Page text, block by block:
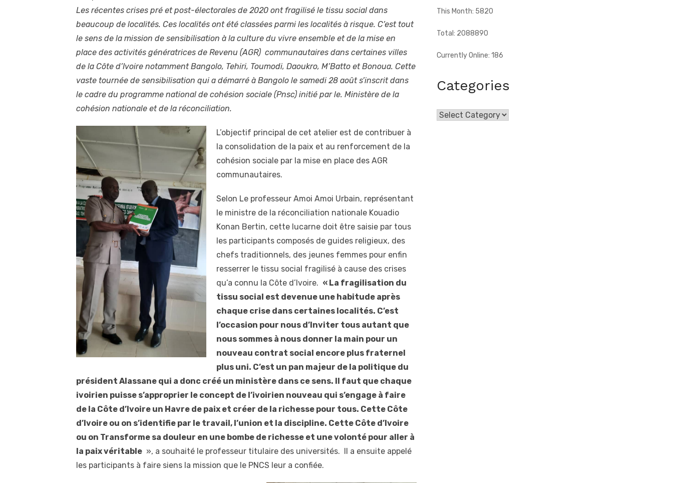
Les récentes crises pré et post-électorales de 2020 ont fragilisé le tissu social dans
beaucoup de localités. Ces localités ont été classées parmi les localités à risque. C’est tout
le sens de la mission de sensibilisation à la culture du vivre ensemble et de la mise en
place des activités génératrices de Revenu (AGR) communautaires dans certaines villes
de la Côte d’Ivoire notamment Bangolo, Tehiri, Toumodi, Daoukro, M’Batto et Bonoua. Cette
vaste tournée de sensibilisation qui a démarré à Bangolo le samedi 28 août s’inscrit dans
le cadre du programme national de cohésion sociale (Pnsc) initié par le. Ministère de la
cohésion nationale et de la réconciliation.
L’objectif principal de cet atelier est de contribuer à
la consolidation de la paix et au renforcement de la
cohésion sociale par la mise en place des AGR
communautaires.
Selon Le professeur Amoi Amoi Urbain, représentant
le ministre de la réconciliation nationale Kouadio
Konan Bertin, cette lucarne doit être saisie par tous
les participants composés de guides religieux, des
chefs traditionnels, des jeunes femmes pour enfin
resserrer le tissu social fragilisé à cause des crises
qu’a connu la Côte d’Ivoire. « La fragilisation du
tissu social est devenue une habitude après
chaque crise dans certaines localités. C’est
l’occasion pour nous d’Inviter tous autant que
nous sommes à nous donner la main pour un
nouveau contrat social encore plus fraternel
plus uni. C’est un pan majeur de la politique du
président Alassane qui a donc créé un ministère dans ce sens. Il faut que chaque
ivoirien puisse s’approprier le concept de l’ivoirien nouveau qui s’engage à faire
de la Côte d’Ivoire un Havre de paix et créer de la richesse pour tous. Cette Côte
d’Ivoire ou on s’identifie par le travail, l’union et la discipline. Cette Côte d’Ivoire
ou on Transforme sa douleur en une bombe de richesse et une volonté pour aller à
la paix véritable », a souhaité le professeur titulaire des universités. Il a ensuite appelé
les participants à faire siens la mission que le PNCS leur a confiée.
This Month: 5820
Total: 2088890
Currently Online: 186
Categories
Categories